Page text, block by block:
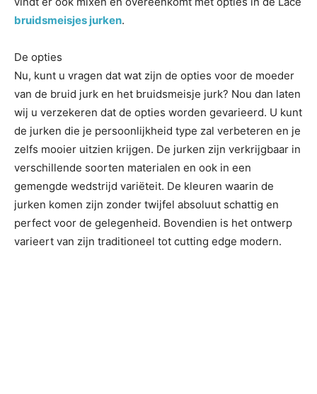
bruidsmeisjes jurken.
De opties
Nu, kunt u vragen dat wat zijn de opties voor de moeder
van de bruid jurk en het bruidsmeisje jurk? Nou dan laten
wij u verzekeren dat de opties worden gevarieerd. U kunt
de jurken die je persoonlijkheid type zal verbeteren en je
zelfs mooier uitzien krijgen. De jurken zijn verkrijgbaar in
verschillende soorten materialen en ook in een
gemengde wedstrijd variëteit. De kleuren waarin de
jurken komen zijn zonder twijfel absoluut schattig en
perfect voor de gelegenheid. Bovendien is het ontwerp
varieert van zijn traditioneel tot cutting edge modern.